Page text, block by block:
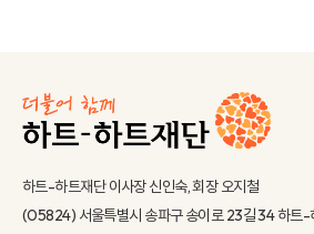
하트-하트재단 이사장 신인숙, 회장 오지철
(05824) 서울특별시 송파구 송이로 23길 34 하트-